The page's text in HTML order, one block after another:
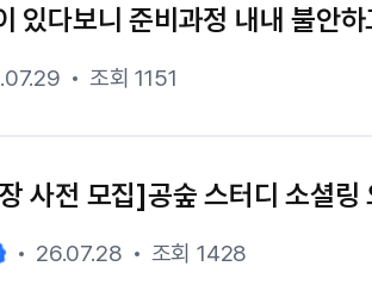
있다보니 준비과정 내내 불안
조회 1151
사전 모집]공숲 스터디 소셜
26.07.28 조회 1428